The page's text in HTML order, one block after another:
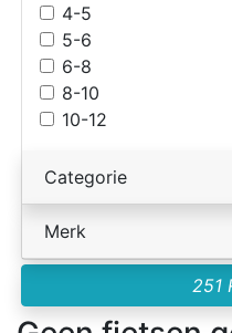
4-5
5-6
6-8
8-10
10-12
Categorie
Merk
251